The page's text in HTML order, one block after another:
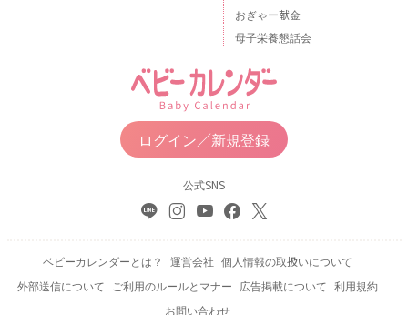
おぎゃー献金
母子栄養懇話会
ログイン／新規登録
公式SNS
ベビーカレンダーとは？ 運営会社 個人情報の取扱いについて
外部送信について
ご利用のルールとマナー 広告掲載について 利用規約
お問い合わせ